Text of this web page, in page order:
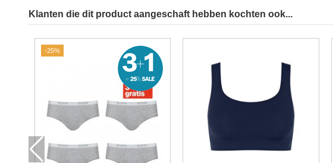
Klanten die dit product aangeschaft hebben kochten ook...
-25%